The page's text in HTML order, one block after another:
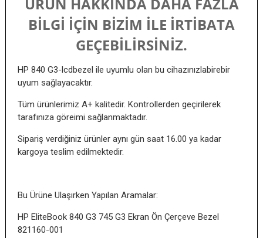
ÜRÜN HAKKINDA DAHA FAZLA
BİLGİ İÇİN BİZİM İLE İRTİBATA
GEÇEBİLİRSİNİZ.
HP 840 G3-lcdbezel ile uyumlu olan bu cihazınızlabirebir
uyum sağlayacaktır.
Tüm ürünlerimiz A+ kalitedir. Kontrollerden geçirilerek
tarafınıza göreimi sağlanmaktadır.
Sipariş verdiğiniz ürünler aynı gün saat 16.00 ya kadar
kargoya teslim edilmektedir.
Bu Ürüne Ulaşırken Yapılan Aramalar:
HP EliteBook 840 G3 745 G3 Ekran Ön Çerçeve Bezel
821160-001